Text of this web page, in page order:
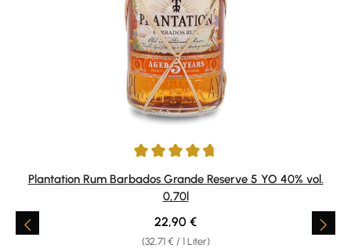
Durchschnittliche Bewertung von 4.8 von 5 Sternen
Plantation Rum Barbados Grande Reserve 5 YO 40% vol.
0,70l
(32,71 € / 1 Liter)
Regulärer Preis:
22,90 €